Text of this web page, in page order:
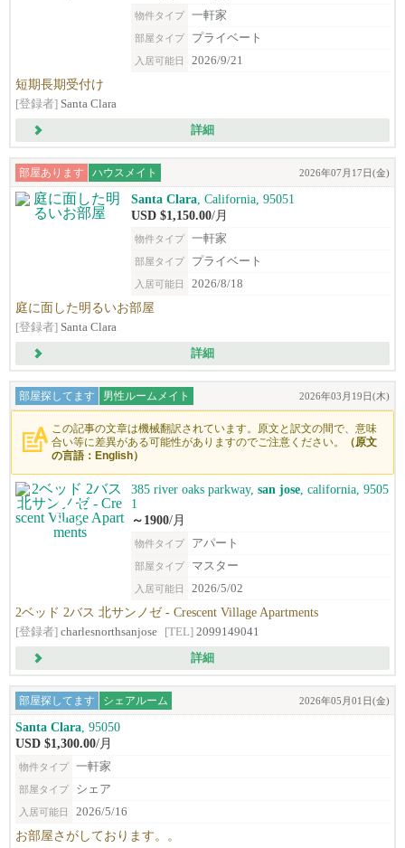
物件タイプ 一軒家
部屋タイプ プライベート
入居可能日 2026/9/21
短期長期受付け
[登録者] Santa Clara
詳細
部屋あります ハウスメイト 2026年07月17日(金)
Santa Clara , California, 95051
USD $1,150.00/月
物件タイプ 一軒家
部屋タイプ プライベート
入居可能日 2026/8/18
庭に面した明るいお部屋
[登録者] Santa Clara
詳細
部屋探してます 男性ルームメイト 2026年03月19日(木)
この記事の文章は機械翻訳されています。原文と訳文の間で、意味
合い等に差異がある可能性がありますのでご注意ください。
（原文
の言語：English）
385 river oaks parkway, san jose , california, 9505
1
～1900/月
物件タイプ アパート
部屋タイプ マスター
入居可能日 2026/5/02
2ベッド 2バス 北サンノゼ - Crescent Village Apartments
[登録者] charlesnorthsanjose [TEL] 2099149041
詳細
部屋探してます シェアルーム 2026年05月01日(金)
Santa Clara , 95050
USD $1,300.00/月
物件タイプ 一軒家
部屋タイプ シェア
入居可能日 2026/5/16
お部屋さがしております。。